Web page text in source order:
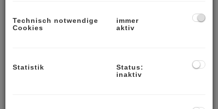
Wohnung stilvolles Design mit höchstem
Technisch notwendige
Cookies
immer
aktiv
Statistik
Status:
inaktiv